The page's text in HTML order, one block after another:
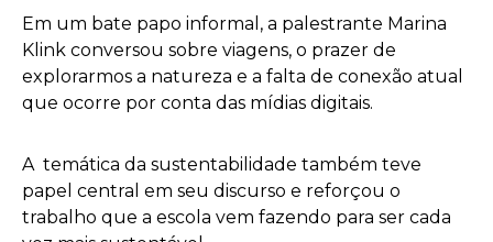
Em um bate papo informal, a palestrante Marina
Klink conversou sobre viagens, o prazer de
explorarmos a natureza e a falta de conexão atual
que ocorre por conta das mídias digitais.
A temática da sustentabilidade também teve
papel central em seu discurso e reforçou o
trabalho que a escola vem fazendo para ser cada